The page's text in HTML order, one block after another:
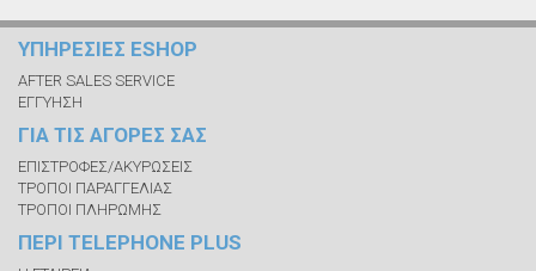
ΥΠΗΡΕΣΙΕΣ ESHOP
AFTER SALES SERVICE
ΕΓΓΥΗΣΗ
ΓΙΑ ΤΙΣ ΑΓΟΡΕΣ ΣΑΣ
ΕΠΙΣΤΡΟΦΕΣ/ΑΚΥΡΩΣΕΙΣ
ΤΡΟΠΟΙ ΠΑΡΑΓΓΕΛΙΑΣ
ΤΡΟΠΟΙ ΠΛΗΡΩΜΗΣ
ΠΕΡΙ TELEPHONE PLUS